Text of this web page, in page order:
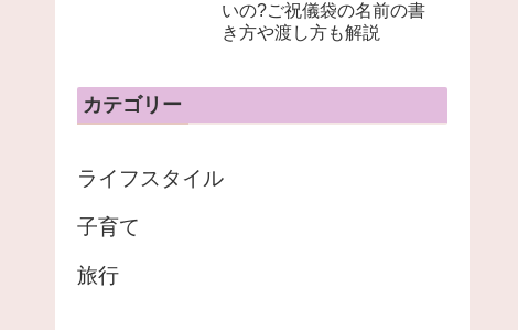
いの?ご祝儀袋の名前の書
き方や渡し方も解説
カテゴリー
ライフスタイル
子育て
旅行